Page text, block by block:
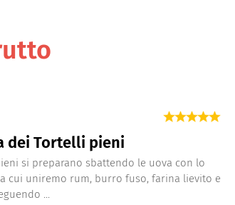
Pane pizza focacce
Bevande
dei Tortelli pieni
si preparano sbattendo le uova con lo
cui uniremo rum, burro fuso, farina lievito e
...